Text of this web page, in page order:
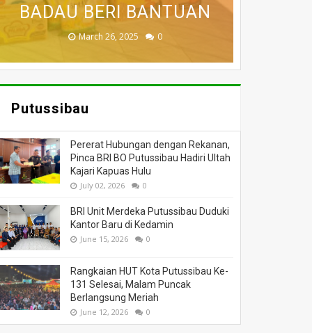
DUNIA
July 05, 2026 0
PUTUSSIBAU HANGUS
November 27, 2025
BADAU BERI BANTUAN
March 26, 2025 0
DILALAP API
March 13, 2025 0
MASSA
February 18, 2025
Putussibau
Pererat Hubungan dengan Rekanan,
Pinca BRI BO Putussibau Hadiri Ultah
Kajari Kapuas Hulu
July 02, 2026 0
BRI Unit Merdeka Putussibau Duduki
Kantor Baru di Kedamin
June 15, 2026 0
Rangkaian HUT Kota Putussibau Ke-
131 Selesai, Malam Puncak
Berlangsung Meriah
June 12, 2026 0